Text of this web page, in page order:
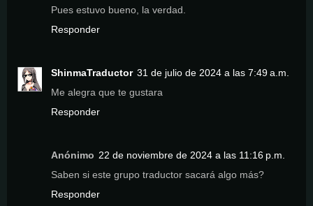
Pues estuvo bueno, la verdad.
Responder
ShinmaTraductor 31 de julio de 2024 a las 7:49 a.m.
Me alegra que te gustara
Responder
Anónimo 22 de noviembre de 2024 a las 11:16 p.m.
Saben si este grupo traductor sacará algo más?
Responder